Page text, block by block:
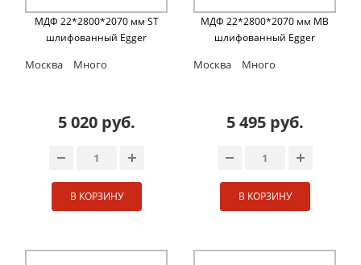
МДФ 22*2800*2070 мм ST
шлифованный Egger
Москва Много
5 020 руб.
В КОРЗИНУ
МДФ 22*2800*2070 мм MB
шлифованный Egger
Москва Много
5 495 руб.
В КОРЗИНУ